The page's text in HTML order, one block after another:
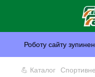
Роботу сайту
💪 Каталог